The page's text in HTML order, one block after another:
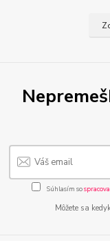
Súhlasím so
Môžete sa